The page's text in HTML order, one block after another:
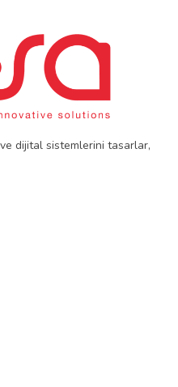
ve dijital sistemlerini tasarlar,